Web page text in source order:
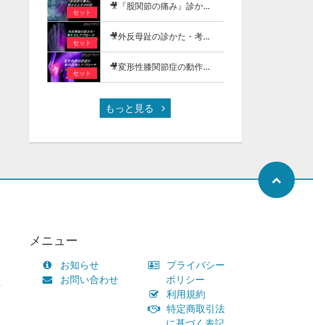
セット
🎥『股関節の痛み』診かたとその対応
セット
🎥外反母趾の診かた・考え方とアプローチ
セット
🎥変形性膝関節症の動作評価とアプローチ - 階段昇降・正座（しゃがみ動作）編 -
もっと見る
メニュー
お知らせ
お問い合わせ
プライバシー
ポリシー
利用規約
特定商取引法